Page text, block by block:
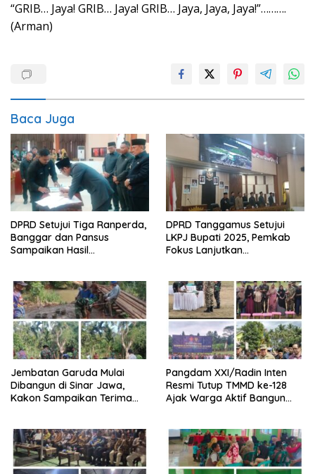
“GRIB… Jaya! GRIB… Jaya! GRIB… Jaya, Jaya, Jaya!”……….
(Arman)
Baca Juga
DPRD Setujui Tiga Ranperda,
Banggar dan Pansus
Sampaikan Hasil
DPRD Tanggamus Setujui
LKPJ Bupati 2025, Pemkab
Fokus Lanjutkan
Jembatan Garuda Mulai
Dibangun di Sinar Jawa,
Kakon Sampaikan Terima
Pangdam XXI/Radin Inten
Resmi Tutup TMMD ke-128
Ajak Warga Aktif Bangun